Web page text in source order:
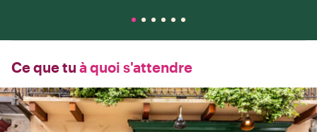
Ce que tu à quoi s'attendre